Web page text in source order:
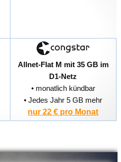
Allnet-Flat M mit 35 GB im
D1-Netz
• monatlich kündbar
• Jedes Jahr 5 GB mehr
nur 22 € pro Monat